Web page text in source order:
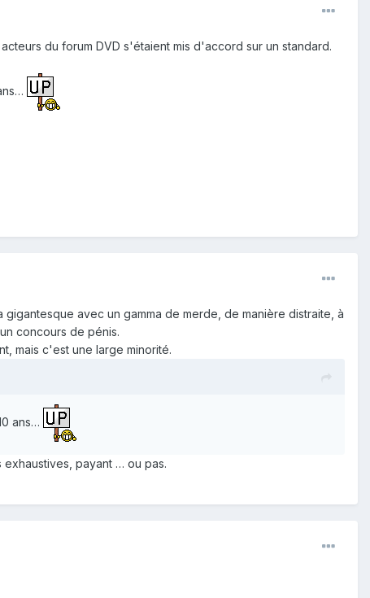
du forum DVD s'étaient mis d'accord sur un standard.
avec un gamma de merde, de manière distraite, à
concours de pénis.
mais c'est une large minorité.
ans…
payant … ou pas.